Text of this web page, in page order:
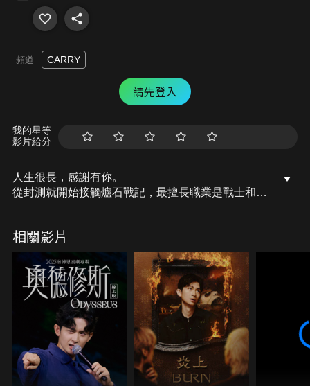
頻道 CARRY
請先登入
我的星等
影片給分
人生很長，感謝有你。
從封測就開始接觸爐石戰記，最擅長職業是戰士和牧
醒。
從陰暗幽霾的蛇界森林甦醒吧， 趁此良機，莫再猶
豫，恭請蛇界至尊雙飛寶典！
OSkomodo 還不一起加入蛇教跟著教主一起前進!
相關影片